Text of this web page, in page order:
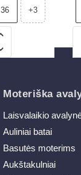
36 +3
Moteriška
Laisvalaikio
Auliniai batai
Basutės moterims
Aukštakulniai